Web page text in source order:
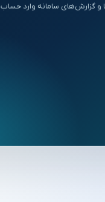
و گزارش‌های سامانه وارد حساب